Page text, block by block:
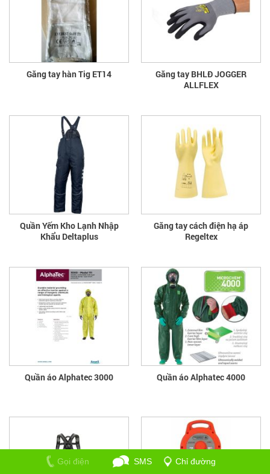
Găng tay hàn Tig ET14
Găng tay BHLĐ JOGGER
ALLFLEX
Quần Yếm Kho Lạnh Nhập
Khẩu Deltaplus
Găng tay cách điện hạ áp
Regeltex
Quần áo Alphatec 3000 Quần áo Alphatec 4000
Gọi điện SMS Chỉ đường